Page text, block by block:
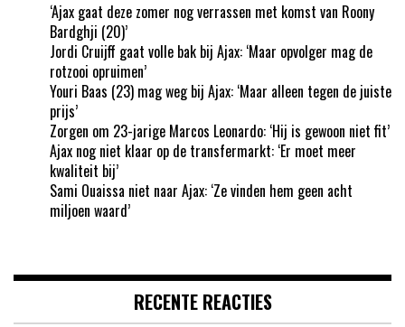
‘Ajax gaat deze zomer nog verrassen met komst van Roony
Bardghji (20)’
Jordi Cruijff gaat volle bak bij Ajax: ‘Maar opvolger mag de
rotzooi opruimen’
Youri Baas (23) mag weg bij Ajax: ‘Maar alleen tegen de juiste
prijs’
Zorgen om 23-jarige Marcos Leonardo: ‘Hij is gewoon niet fit’
Ajax nog niet klaar op de transfermarkt: ‘Er moet meer
kwaliteit bij’
Sami Ouaissa niet naar Ajax: ‘Ze vinden hem geen acht
miljoen waard’
RECENTE REACTIES